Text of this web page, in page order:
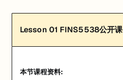
Lesson 01 FINS5538公开课
本节课程资料: